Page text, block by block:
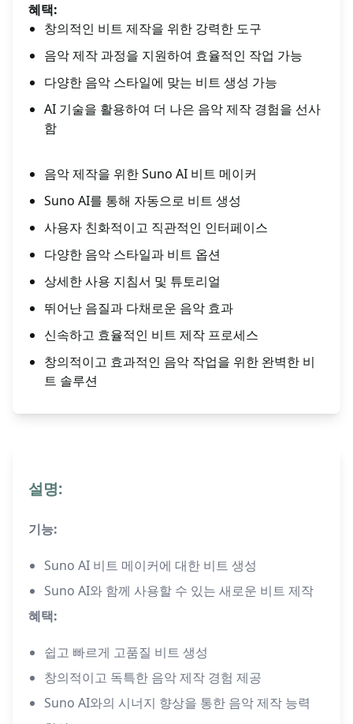
혜택:
창의적인 비트 제작을 위한 강력한 도구
음악 제작 과정을 지원하여 효율적인 작업 가능
다양한 음악 스타일에 맞는 비트 생성 가능
AI 기술을 활용하여 더 나은 음악 제작 경험을 선사
함
음악 제작을 위한 Suno AI 비트 메이커
Suno AI를 통해 자동으로 비트 생성
사용자 친화적이고 직관적인 인터페이스
다양한 음악 스타일과 비트 옵션
상세한 사용 지침서 및 튜토리얼
뛰어난 음질과 다채로운 음악 효과
신속하고 효율적인 비트 제작 프로세스
창의적이고 효과적인 음악 작업을 위한 완벽한 비
트 솔루션
설명:
기능:
Suno AI 비트 메이커에 대한 비트 생성
Suno AI와 함께 사용할 수 있는 새로운 비트 제작
혜택:
쉽고 빠르게 고품질 비트 생성
창의적이고 독특한 음악 제작 경험 제공
Suno AI와의 시너지 향상을 통한 음악 제작 능력